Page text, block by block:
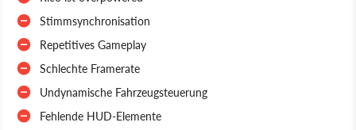
Stimmsynchronisation
Repetitives Gameplay
Schlechte Framerate
Undynamische Fahrzeugsteuerung
Fehlende HUD-Elemente